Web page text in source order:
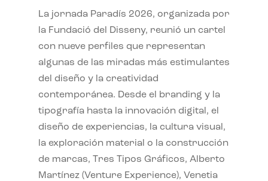
La jornada Paradís 2026, organizada por
la Fundació del Disseny, reunió un cartel
con nueve perfiles que representan
algunas de las miradas más estimulantes
del diseño y la creatividad
contemporánea. Desde el branding y la
tipografía hasta la innovación digital, el
diseño de experiencias, la cultura visual,
la exploración material o la construcción
de marcas, Tres Tipos Gráficos, Alberto
Martínez (Venture Experience), Venetia